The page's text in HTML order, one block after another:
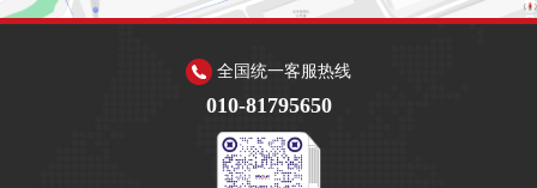
全国统一客服热线
010-81795650